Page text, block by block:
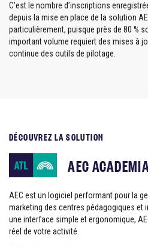
C’est le nombre d’inscriptions
depuis la mise en place de la solution
particulièrement, puisque près de 80 %
important volume requiert des mises à
continue des outils de pilotage.
DÉCOUVREZ LA SOLUTION
AEC
AEC est un logiciel performant pour la
marketing des centres pédagogiques et
une interface simple et ergonomique,
réel de votre activité.